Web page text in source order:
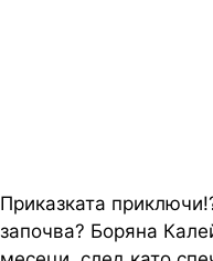
Приказката
започва? Боряна